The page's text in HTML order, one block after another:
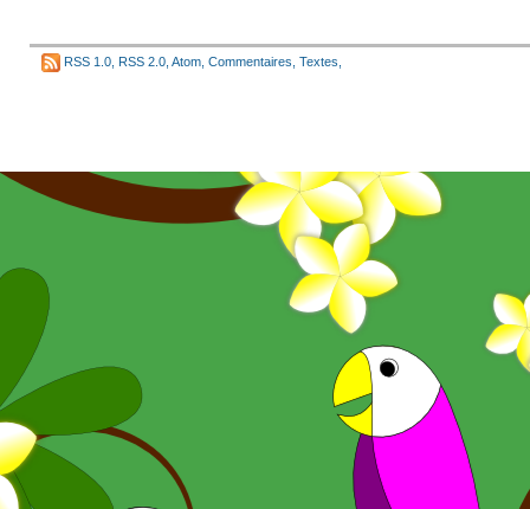
RSS 1.0 RSS 2.0 Atom Commentaires Textes